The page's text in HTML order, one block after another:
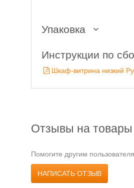
Упаковка
Инструкции по
Шкаф-витрина низкий
Отзывы на товары
Помогите другим
НАПИСАТЬ ОТЗЫВ